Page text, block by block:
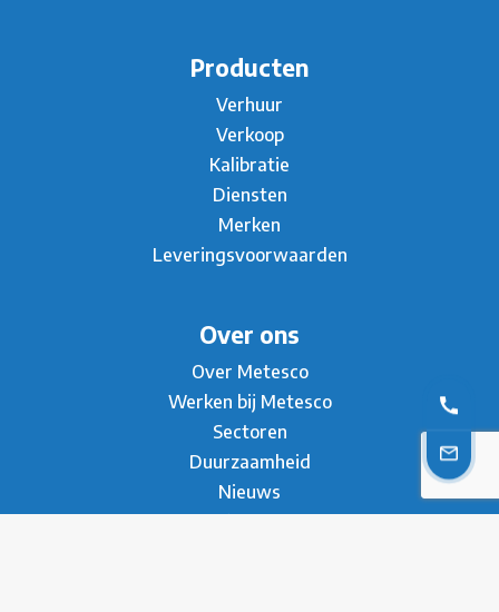
Producten
Verhuur
Verkoop
Kalibratie
Diensten
Merken
Leveringsvoorwaarden
Over ons
Over Metesco
Werken bij Metesco
Sectoren
Duurzaamheid
Nieuws
Referenties